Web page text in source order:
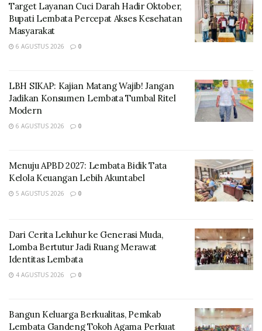
Kepala Dinas Pariwisata Kabupaten Lembata, Andreas
ruang promosi sekaligus pertemuan budaya
antarwilayah melalui ragam motif dan kekayaan tenun
tradisional Flores dan Lembata.
panitia juga menggelar post tour budaya menuju
Kampung Adat Watun Lewopito di Desa Lamagute dan
Festival Muro di Desa Kolontobo.
Rangkaian kegiatan diawali dengan penjemputan
Werun atau Pesta Kacang sebagai bagian dari tradisi
masyarakat setempat. Setelah santap siang bersama,
Target Layanan Cuci Darah Hadir Oktober,
Bupati Lembata Percepat Akses Kesehatan
Masyarakat
6 AGUSTUS 2026 0
LBH SIKAP: Kajian Matang Wajib! Jangan
Jadikan Konsumen Lembata Tumbal Ritel
Modern
6 AGUSTUS 2026 0
Menuju APBD 2027: Lembata Bidik Tata
Kelola Keuangan Lebih Akuntabel
5 AGUSTUS 2026 0
Dari Cerita Leluhur ke Generasi Muda,
Lomba Bertutur Jadi Ruang Merawat
Identitas Lembata
4 AGUSTUS 2026 0
Bangun Keluarga Berkualitas, Pemkab
Lembata Gandeng Tokoh Agama Perkuat